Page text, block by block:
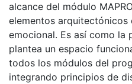
alcance del módulo
elementos arquitectónicos
emocional. Es así como la
plantea un espacio
todos los módulos del
integrando principios de